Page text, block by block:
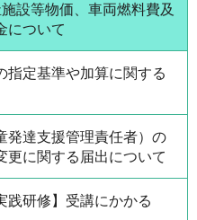
設等物価、車両燃料費及
について
指定基準や加算に関する
発達支援管理責任者）の
更に関する届出について
践研修】受講にかかる